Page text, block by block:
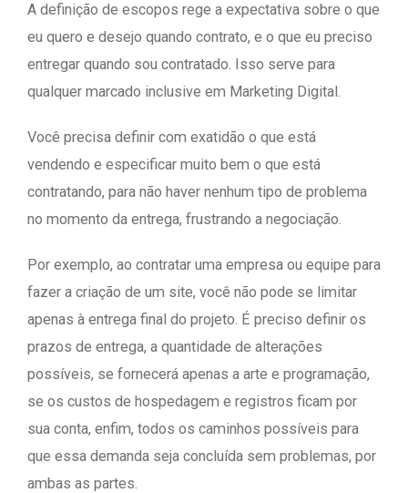
A definição de escopos rege a expectativa sobre o que
eu quero e desejo quando contrato, e o que eu preciso
entregar quando sou contratado. Isso serve para
qualquer marcado inclusive em Marketing Digital.
Você precisa definir com exatidão o que está
vendendo e especificar muito bem o que está
contratando, para não haver nenhum tipo de problema
no momento da entrega, frustrando a negociação.
Por exemplo, ao contratar uma empresa ou equipe para
fazer a criação de um site, você não pode se limitar
apenas à entrega final do projeto. É preciso definir os
prazos de entrega, a quantidade de alterações
possíveis, se fornecerá apenas a arte e programação,
se os custos de hospedagem e registros ficam por
sua conta, enfim, todos os caminhos possíveis para
que essa demanda seja concluída sem problemas, por
ambas as partes.